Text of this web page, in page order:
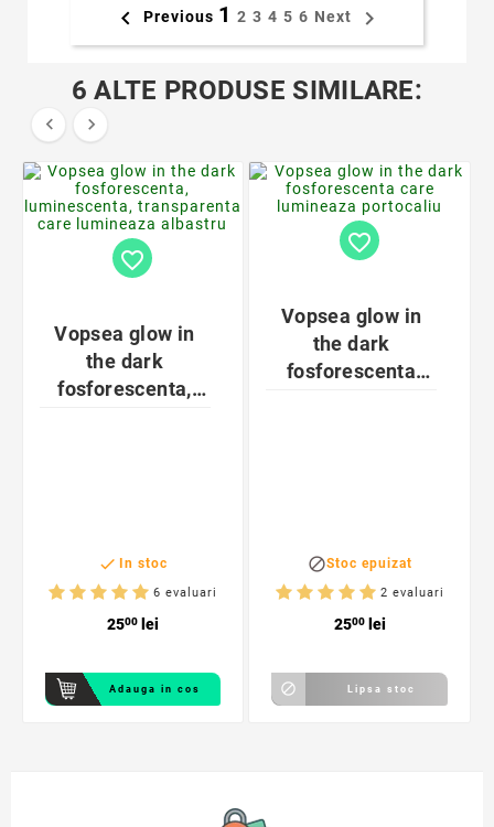
 Previous 1 2 3 4 5 6 Next 
6 ALTE PRODUSE SIMILARE:
 
favorite_border
Vopsea glow in
the dark
fosforescenta,
 In stoc
6 evaluari
2500lei
Adauga in cos
favorite_border
Vopsea glow in
the dark
fosforescenta
Stoc epuizat
2 evaluari
2500lei
 Lipsa stoc